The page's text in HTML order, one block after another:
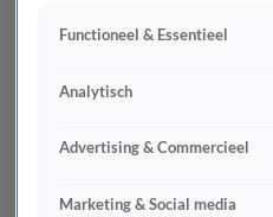
Functioneel & Essentieel
Analytisch
Advertising & Commercieel
Marketing & Social media